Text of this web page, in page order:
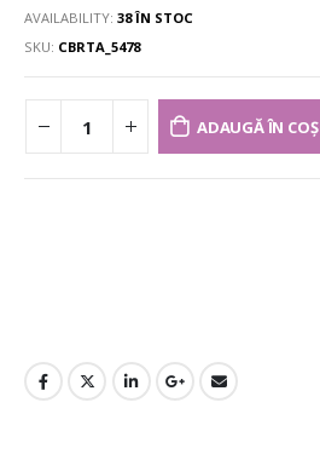
AVAILABILITY: 38 ÎN STOC
SKU: CBRTA_5478
ADAUGĂ ÎN COȘ